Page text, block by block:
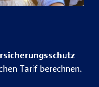
Tarif berechnen.